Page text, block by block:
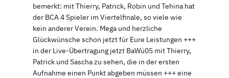
bemerkt: mit Thierry, Patrick, Robin und Tehina hat
der BCA 4 Spieler im Viertelfinale, so viele wie
kein anderer Verein. Mega und herzliche
Glückwünsche schon jetzt für Eure Leistungen +++
in der Live-Übertragung jetzt BaWü05 mit Thierry,
Patrick und Sascha zu sehen, die in der ersten
Aufnahme einen Punkt abgeben müssen +++ eine